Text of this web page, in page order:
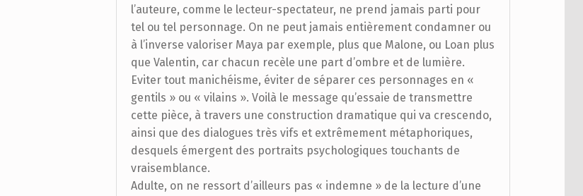
l’auteure, comme le lecteur-spectateur, ne prend jamais parti pour
tel ou tel personnage. On ne peut jamais entièrement condamner ou
à l’inverse valoriser Maya par exemple, plus que Malone, ou Loan plus
que Valentin, car chacun recèle une part d’ombre et de lumière.
Eviter tout manichéisme, éviter de séparer ces personnages en «
gentils » ou « vilains ». Voilà le message qu’essaie de transmettre
cette pièce, à travers une construction dramatique qui va crescendo,
ainsi que des dialogues très vifs et extrêmement métaphoriques,
desquels émergent des portraits psychologiques touchants de
vraisemblance.
Adulte, on ne ressort d’ailleurs pas « indemne » de la lecture d’une